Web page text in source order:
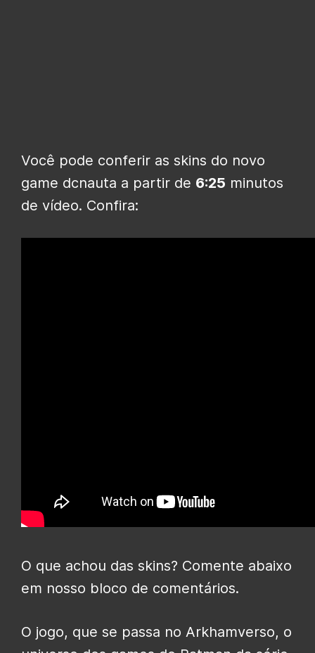
Você pode conferir as skins do novo
game dcnauta a partir de 6:25 minutos
de vídeo. Confira:
O que achou das skins? Comente abaixo
em nosso bloco de comentários.
O jogo, que se passa no Arkhamverso, o